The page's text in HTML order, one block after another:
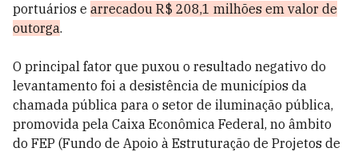
portuários e arrecadou R$ 208,1 milhões em valor de
outorga.
O principal fator que puxou o resultado negativo do
levantamento foi a desistência de municípios da
chamada pública para o setor de iluminação pública,
promovida pela Caixa Econômica Federal, no âmbito
do FEP (Fundo de Apoio à Estruturação de Projetos de